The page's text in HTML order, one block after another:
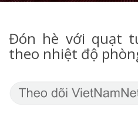
Đón hè với quạt
theo nhiệt độ